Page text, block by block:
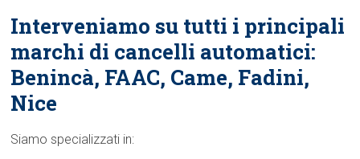
Interveniamo su tutti i principali
marchi di cancelli automatici:
Benincà, FAAC, Came, Fadini,
Nice
Siamo specializzati in: